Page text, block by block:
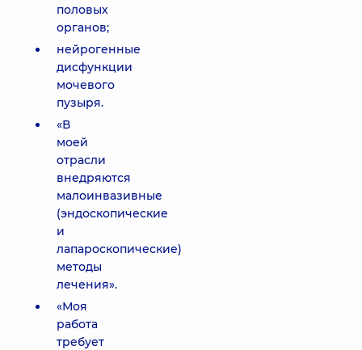
половых
органов;
нейрогенные
дисфункции
мочевого
пузыря.
«В
моей
отрасли
внедряются
малоинвазивные
(эндоскопические
и
лапароскопические)
методы
лечения».
«Моя
работа
требует